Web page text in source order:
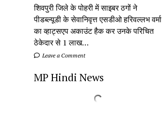
शिवपुरी जिले के पोहरी में साइबर ठगों ने
पीडब्ल्यूडी के सेवानिवृत्त एसडीओ हरिवल्लभ वर्मा
का व्हाट्सएप अकाउंट हैक कर उनके परिचित
ठेकेदार से 1 लाख…
Leave a Comment
MP Hindi News